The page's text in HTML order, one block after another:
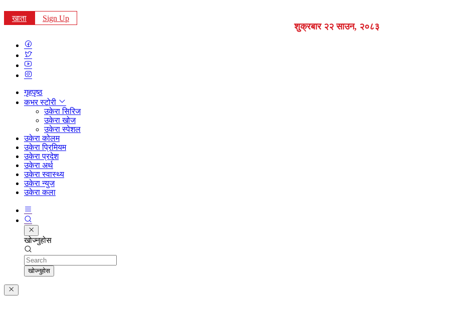
खाता Sign Up
शुक्रबार २२ साउन, २०८३
गृहपृष्ठ
कभर स्टोरी
उकेरा सिरिज
उकेरा खोज
उकेरा स्पेशल
उकेरा कोलम
उकेरा प्रिमियम
उकेरा प्रदेश
उकेरा अर्थ
उकेरा स्वास्थ्य
उकेरा न्युज
उकेरा कला
खोज्नुहोस
Search
खोज्नुहोस